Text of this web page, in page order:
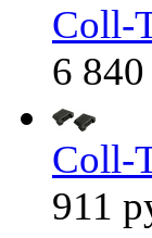
Coll-
6
Coll-
911